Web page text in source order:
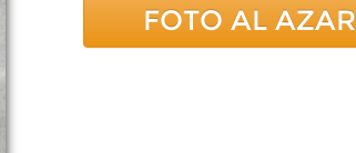
FOTO AL AZAR